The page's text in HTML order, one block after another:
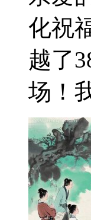
化祝
越了
场！